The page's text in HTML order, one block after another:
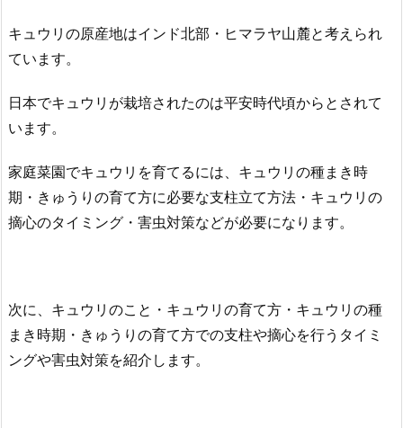
キュウリの原産地はインド北部・ヒマラヤ山麓と考えられ
ています。
日本でキュウリが栽培されたのは平安時代頃からとされて
います。
家庭菜園でキュウリを育てるには、キュウリの種まき時
期・きゅうりの育て方に必要な支柱立て方法・キュウリの
摘心のタイミング・害虫対策などが必要になります。
次に、キュウリのこと・キュウリの育て方・キュウリの種
まき時期・きゅうりの育て方での支柱や摘心を行うタイミ
ングや害虫対策を紹介します。